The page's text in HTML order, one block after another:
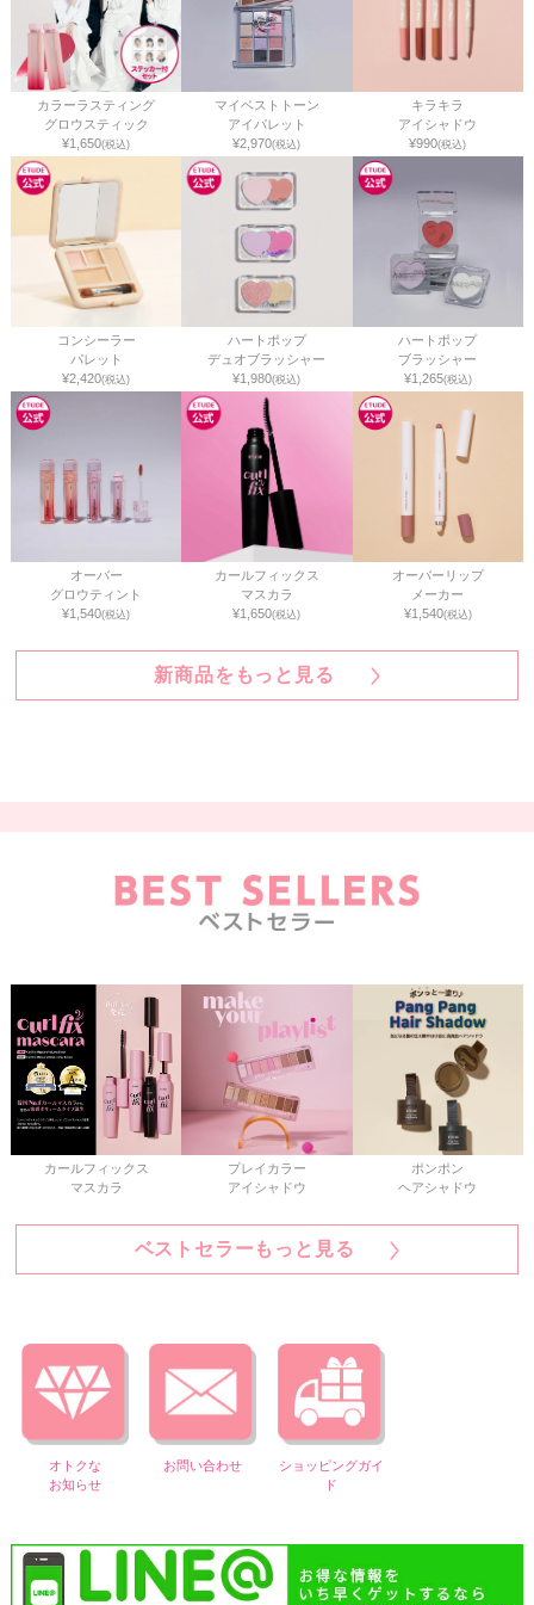
カラーラスティング
グロウスティック
¥1,650(税込)
マイベストトーン
アイパレット
¥2,970(税込)
キラキラ
アイシャドウ
¥990(税込)
コンシーラー
パレット
¥2,420(税込)
ハートポップ
デュオブラッシャー
¥1,980(税込)
ハートポップ
ブラッシャー
¥1,265(税込)
オーバー
グロウティント
¥1,540(税込)
カールフィックス
マスカラ
¥1,650(税込)
オーバーリップ
メーカー
¥1,540(税込)
新商品をもっと見る
カールフィックス
マスカラ
プレイカラー
アイシャドウ
ポンポン
ヘアシャドウ
ベストセラーもっと見る
オトクな
お知らせ
お問い合わせ
ショッピングガイ
ド